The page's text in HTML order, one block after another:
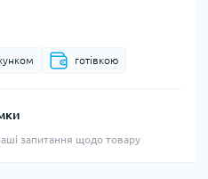
готівкою
запитання щодо товару